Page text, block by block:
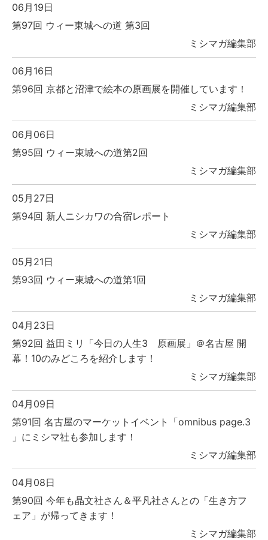
06月19日
第97回 ウィー東城への道 第3回
ミシマガ編集部
06月16日
第96回 京都と沼津で絵本の原画展を開催しています！
ミシマガ編集部
06月06日
第95回 ウィー東城への道第2回
ミシマガ編集部
05月27日
第94回 新人ニシカワの合宿レポート
ミシマガ編集部
05月21日
第93回 ウィー東城への道第1回
ミシマガ編集部
04月23日
第92回 益田ミリ「今日の人生3 原画展」＠名古屋 開
幕！10のみどころを紹介します！
ミシマガ編集部
04月09日
第91回 名古屋のマーケットイベント「omnibus page.3
」にミシマ社も参加します！
ミシマガ編集部
04月08日
第90回 今年も晶文社さん＆平凡社さんとの「生き方フ
ェア」が帰ってきます！
ミシマガ編集部